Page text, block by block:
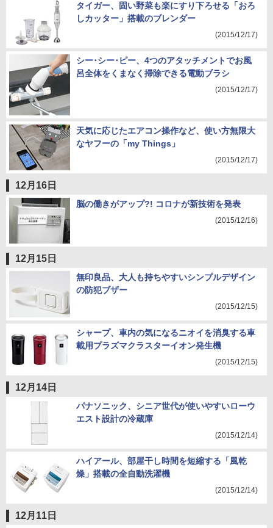
タイガー、固い野菜も楽にすり下ろせる「おろ
しカッター」搭載のブレンダー
(2015/12/17)
シー･シー･ピー、4つのアタッチメントでお風
呂全体をくまなく掃除できる電動ブラシ
(2015/12/17)
天気に応じたエアコン操作など、使い方無限大
なヤフーの「my Things」
(2015/12/17)
12月16日
脳の働きがアップ?! コロナが新技術を発表
(2015/12/16)
12月15日
無印良品、大人も持ちやすいシンプルデザイン
の防犯ブザー
(2015/12/15)
シャープ、車内の気になるニオイを消臭する車
載用プラズマクラスターイオン発生機
(2015/12/15)
12月14日
パナソニック、シニア世代が使いやすいローウ
エスト設計の冷蔵庫
(2015/12/14)
ハイアール、部屋干し時間を短縮する「風乾
燥」搭載の全自動洗濯機
(2015/12/14)
12月11日